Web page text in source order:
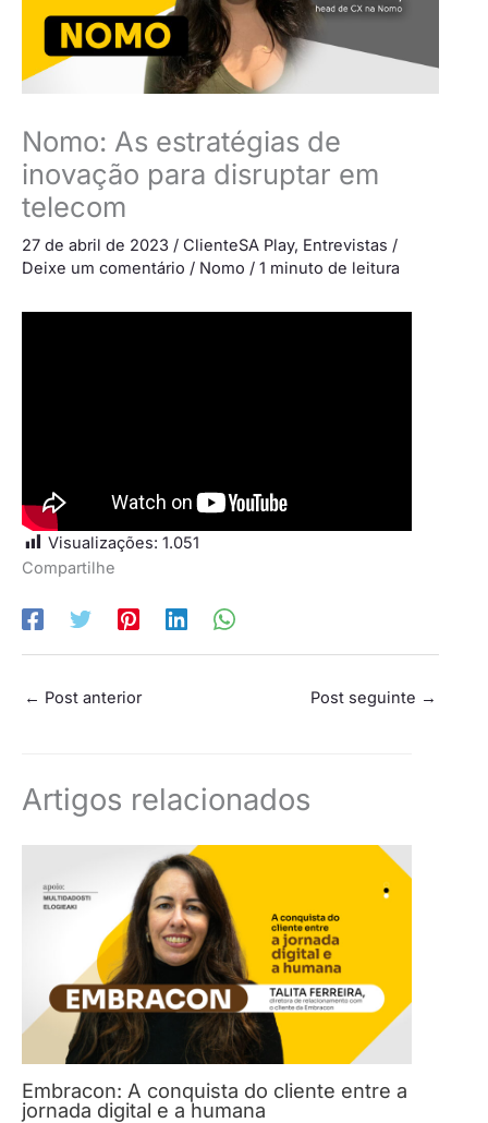
Nomo: As estratégias de
inovação para disruptar em
telecom
27 de abril de 2023 / ClienteSA Play, Entrevistas /
Deixe um comentário / Nomo / 1 minuto de leitura
Visualizações: 1.051
Compartilhe
← Post anterior Post seguinte →
Artigos relacionados
Embracon: A conquista do cliente entre a
jornada digital e a humana